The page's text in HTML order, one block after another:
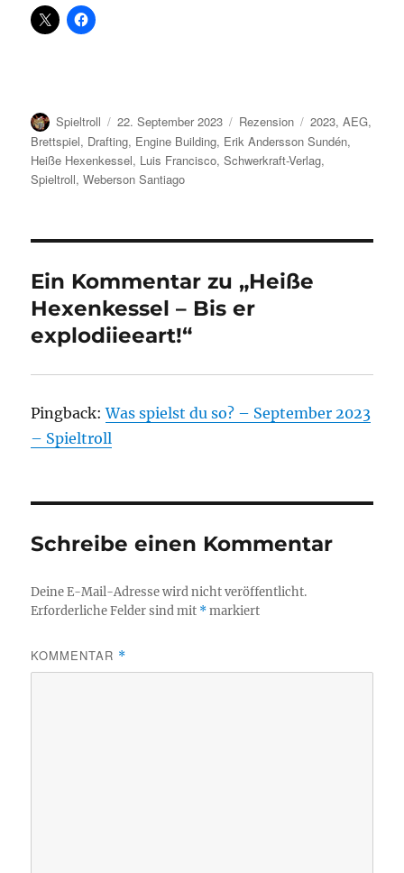
Autor
Spieltroll
Veröffentlicht
am
22. September 2023 Kategorien
Rezension Schlagwörter
2023,AEG,
Brettspiel, Drafting, Engine Building, Erik Andersson Sundén,
Heiße Hexenkessel, Luis Francisco,Schwerkraft-Verlag,
Spieltroll,Weberson Santiago
Ein Kommentar zu „Heiße
Hexenkessel – Bis er
explodiieeart!“
Pingback:Was spielst du so? – September 2023
– Spieltroll
Schreibe einen Kommentar
Deine E-Mail-Adresse wird nicht veröffentlicht.
Erforderliche Felder sind mit *markiert
KOMMENTAR *